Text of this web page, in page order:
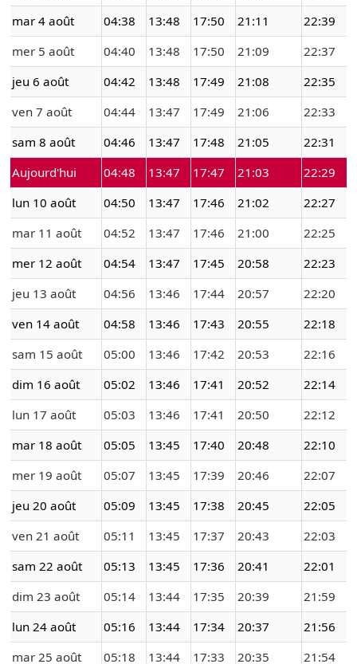
mar 4 août
04:38 13:48 17:50 21:11
22:39
mer 5 août
04:40 13:48 17:50 21:09
22:37
jeu 6 août
04:42 13:48 17:49 21:08
22:35
ven 7 août
04:44 13:47 17:49 21:06
22:33
sam 8 août
04:46 13:47 17:48 21:05
22:31
Aujourd'hui
04:48 13:47 17:47 21:03
22:29
lun 10 août
04:50 13:47 17:46 21:02
22:27
mar 11 août
04:52 13:47 17:46 21:00
22:25
mer 12 août
04:54 13:47 17:45 20:58
22:23
jeu 13 août
04:56 13:46 17:44 20:57
22:20
ven 14 août
04:58 13:46 17:43 20:55
22:18
sam 15 août
05:00 13:46 17:42 20:53
22:16
dim 16 août
05:02 13:46 17:41 20:52
22:14
lun 17 août
05:03 13:46 17:41 20:50
22:12
mar 18 août
05:05 13:45 17:40 20:48
22:10
mer 19 août
05:07 13:45 17:39 20:46
22:07
jeu 20 août
05:09 13:45 17:38 20:45
22:05
ven 21 août
05:11 13:45 17:37 20:43
22:03
sam 22 août
05:13 13:45 17:36 20:41
22:01
dim 23 août
05:14 13:44 17:35 20:39
21:59
lun 24 août
05:16 13:44 17:34 20:37
21:56
mar 25 août
05:18 13:44 17:33 20:35 21:54